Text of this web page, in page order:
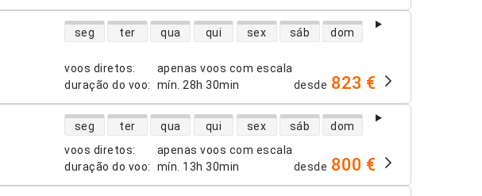
voos diretos:
apenas voos com escala
duração do voo: mín. 28h 30min
disponibilidade de voos diretos
seg ter qua qui sex sáb dom
desde 823 €
voos diretos:
apenas voos com escala
duração do voo: mín. 13h 30min
disponibilidade de voos diretos
seg ter qua qui sex sáb dom
desde 800 €